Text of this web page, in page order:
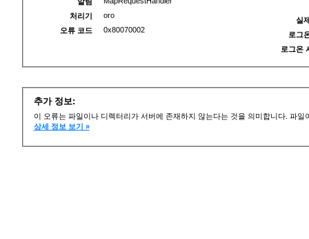
처리기
oro
오류 코드
0x80070002
실
로그
로그온
추가 정보:
이 오류는 파일이나 디렉터리가 서버에 존재하지 않는다는 것을 의미합니다. 파
상세 정보 보기 »